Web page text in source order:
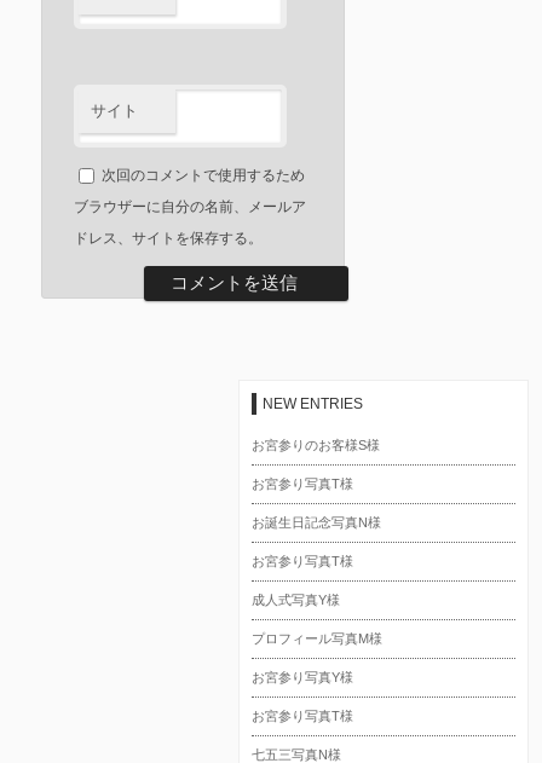
サイト
次回のコメントで使用するため
ブラウザーに自分の名前、メールア
ドレス、サイトを保存する。
NEW ENTRIES
お宮参りのお客様S様
お宮参り写真T様
お誕生日記念写真N様
お宮参り写真T様
成人式写真Y様
プロフィール写真M様
お宮参り写真Y様
お宮参り写真T様
七五三写真N様